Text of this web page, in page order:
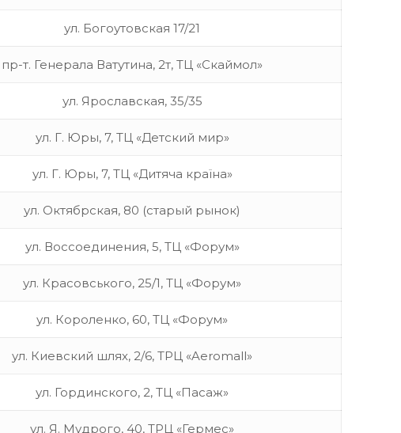
ул. Богоутовская 17/21
пр-т. Генерала Ватутина, 2т, ТЦ «Скаймол»
ул. Ярославская, 35/35
ул. Г. Юры, 7, ТЦ «Детский мир»
ул. Г. Юры, 7, ТЦ «Дитяча країна»
ул. Октябрская, 80 (старый рынок)
ул. Воссоединения, 5, ТЦ «Форум»
ул. Красовського, 25/1, ТЦ «Форум»
ул. Короленко, 60, ТЦ «Форум»
ул. Киевский шлях, 2/6, ТРЦ «Aeromall»
ул. Гординского, 2, ТЦ «Пасаж»
ул. Я. Мудрого, 40, ТРЦ «Гермес»